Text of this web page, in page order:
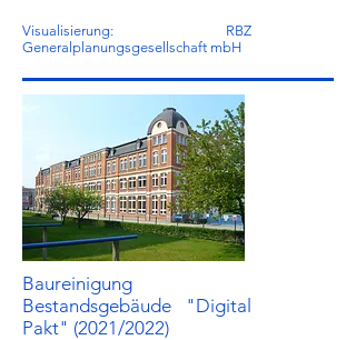
Visualisierung: RBZ
Generalplanungsgesellschaft mbH
Baureinigung
Bestandsgebäude "Digital
Pakt" (2021/2022)